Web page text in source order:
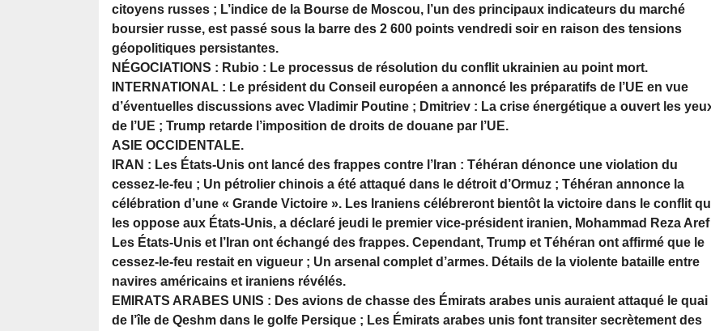
citoyens russes ; L’indice de la Bourse de Moscou, l’un des principaux indicateurs du marché
boursier russe, est passé sous la barre des 2 600 points vendredi soir en raison des tensions
géopolitiques persistantes.
NÉGOCIATIONS : Rubio : Le processus de résolution du conflit ukrainien au point mort.
INTERNATIONAL : Le président du Conseil européen a annoncé les préparatifs de l’UE en vue
d’éventuelles discussions avec Vladimir Poutine ; Dmitriev : La crise énergétique a ouvert les
de l’UE ; Trump retarde l’imposition de droits de douane par l’UE.
ASIE OCCIDENTALE.
IRAN : Les États-Unis ont lancé des frappes contre l’Iran : Téhéran dénonce une violation du
cessez-le-feu ; Un pétrolier chinois a été attaqué dans le détroit d’Ormuz ; Téhéran annonce la
célébration d’une « Grande Victoire ». Les Iraniens célébreront bientôt la victoire dans le conflit
les oppose aux États-Unis, a déclaré jeudi le premier vice-président iranien, Mohammad Reza Aref
Les États-Unis et l’Iran ont échangé des frappes. Cependant, Trump et Téhéran ont affirmé que le
cessez-le-feu restait en vigueur ; Un arsenal complet d’armes. Détails de la violente bataille entre
navires américains et iraniens révélés.
EMIRATS ARABES UNIS : Des avions de chasse des Émirats arabes unis auraient attaqué le quai
de l’île de Qeshm dans le golfe Persique ; Les Émirats arabes unis font transiter secrètement des